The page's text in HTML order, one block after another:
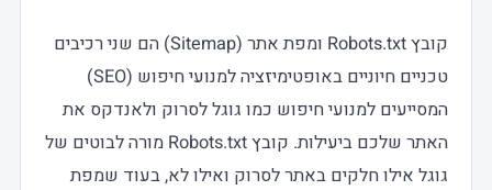
קובץ Robots.txt ומפת אתר (Sitemap) הם שני רכיבים
טכניים חיוניים באופטימיזציה למנועי חיפוש (SEO)
המסייעים למנועי חיפוש כמו גוגל לסרוק ולאנדקס את
האתר שלכם ביעילות. קובץ Robots.txt מורה לבוטים של
גוגל אילו חלקים באתר לסרוק ואילו לא, בעוד שמפת